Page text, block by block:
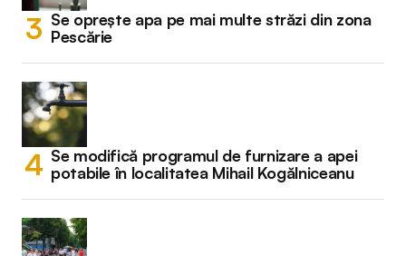
Se oprește apa pe mai multe străzi din zona
Pescărie
Se modifică programul de furnizare a apei
potabile în localitatea Mihail Kogălniceanu